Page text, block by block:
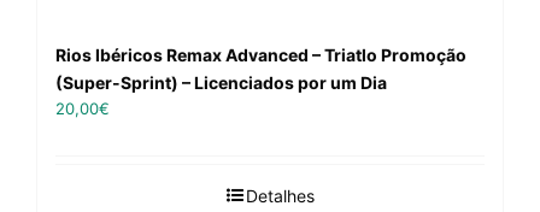
Rios Ibéricos Remax Advanced – Triatlo Promoção
(Super-Sprint) – Licenciados por um Dia
20,00€
Detalhes